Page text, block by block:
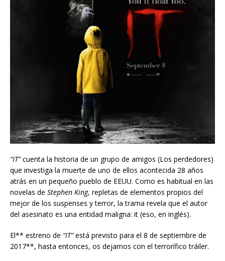
“IT”cuenta la historia de un grupo de amigos (Los perdedores)
que investiga la muerte de uno de ellos acontecida 28 años
atrás en un pequeño pueblo de EEUU. Como es habitual en las
novelas de Stephen King, repletas de elementos propios del
mejor de los suspenses y terror, la trama revela que el autor
del asesinato es una entidad maligna: it (eso, en inglés).
El** estreno de “IT”está previsto para el 8 de septiembre de
2017**, hasta entonces, os dejamos con el terrorífico tráiler.